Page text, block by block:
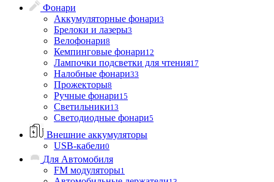
Фонари
Аккумуляторные фонари3
Брелоки и лазеры3
Велофонари8
Кемпинговые фонари12
Лампочки подсветки для чтения17
Налобные фонари33
Прожекторы8
Ручные фонари15
Светильники13
Светодиодные фонари5
Внешние аккумуляторы
USB-кабели0
Для Автомобиля
FM модуляторы1